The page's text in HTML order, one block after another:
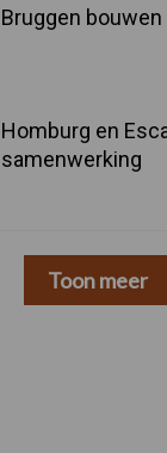
Bruggen bouwen
Homburg en
samenwerking
Toon meer